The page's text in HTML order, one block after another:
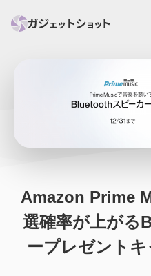
スマホ
セール情報 スマートホーム
ガイド ニュース オー
Amazon Prime
選確率が上がる
ープレゼント